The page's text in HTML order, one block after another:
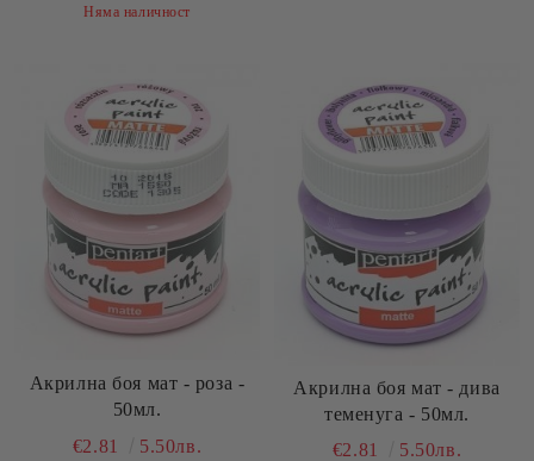
Няма наличност
Акрилна боя мат - роза -
50мл.
€2.81
5.50лв.
Акрилна боя мат - дива
теменуга - 50мл.
€2.81
5.50лв.